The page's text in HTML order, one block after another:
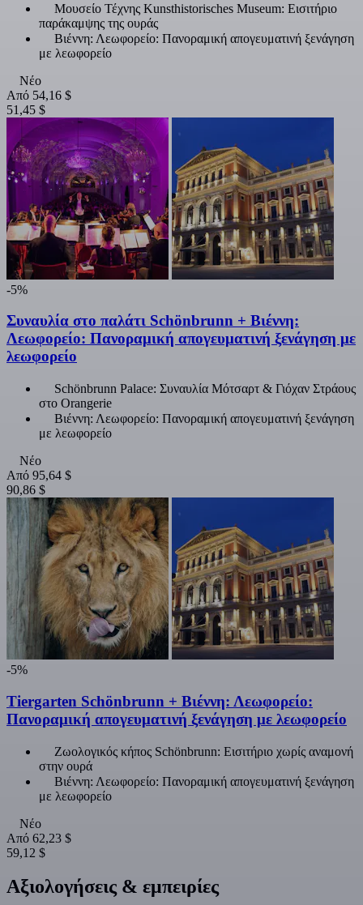
Μουσείο Τέχνης Kunsthistorisches Museum: Εισιτήριο
παράκαμψης της ουράς
Βιέννη: Λεωφορείο: Πανοραμική απογευματινή ξενάγηση
με λεωφορείο
Νέο
Από 54,16 $
51,45 $
-5%
Συναυλία στο παλάτι Schönbrunn + Βιέννη:
Λεωφορείο: Πανοραμική απογευματινή ξενάγηση με
λεωφορείο
Schönbrunn Palace: Συναυλία Μότσαρτ & Γιόχαν Στράους
στο Orangerie
Βιέννη: Λεωφορείο: Πανοραμική απογευματινή ξενάγηση
με λεωφορείο
Νέο
Από 95,64 $
90,86 $
-5%
Tiergarten Schönbrunn + Βιέννη: Λεωφορείο:
Πανοραμική απογευματινή ξενάγηση με λεωφορείο
Ζωολογικός κήπος Schönbrunn: Εισιτήριο χωρίς αναμονή
στην ουρά
Βιέννη: Λεωφορείο: Πανοραμική απογευματινή ξενάγηση
με λεωφορείο
Νέο
Από 62,23 $
59,12 $
Αξιολογήσεις & εμπειρίες